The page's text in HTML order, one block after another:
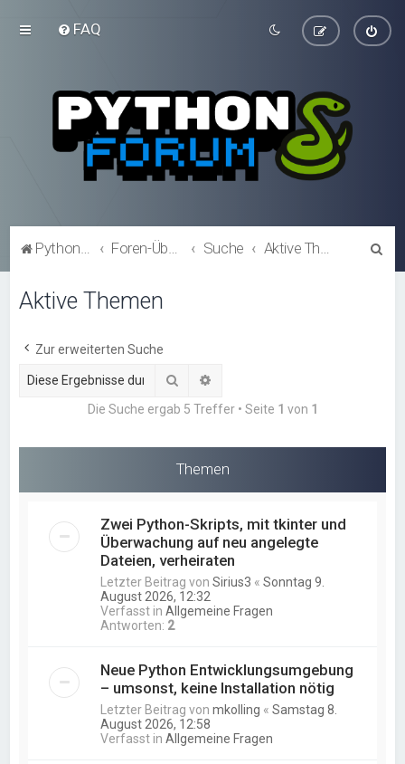
FAQ
Python-Forum.de Suche
Aktive Themen
Zur erweiterten Suche
Suche
Die Suche ergab 5 Treffer • Seite 1 von 1
Themen
Zwei Python-Skripts, mit tkinter und
Überwachung auf neu angelegte
Dateien, verheiraten
Letzter Beitrag vonSirius3 «Sonntag 9.
August 2026, 12:32
Verfasst inAllgemeine Fragen
Antworten: 2
Neue Python Entwicklungsumgebung
– umsonst, keine Installation nötig
Letzter Beitrag vonmkolling «Samstag 8.
August 2026, 12:58
Verfasst inAllgemeine Fragen